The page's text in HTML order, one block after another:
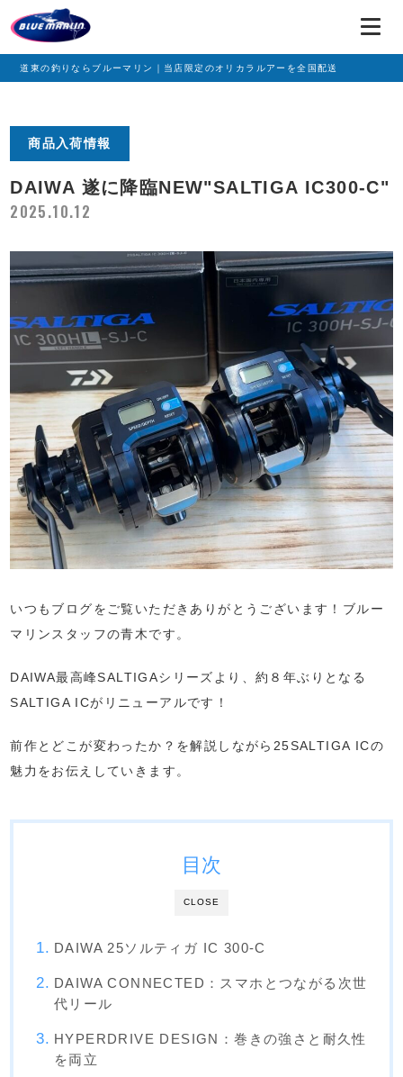
道東の釣りならブルーマリン｜当店限定のオリカラルアーを全国配送
商品入荷情報
DAIWA 遂に降臨NEW"SALTIGA IC300-C"
2025.10.12
いつもブログをご覧いただきありがとうございます！ブルー
マリンスタッフの青木です。
DAIWA最高峰SALTIGAシリーズより、約８年ぶりとなる
SALTIGA ICがリニューアルです！
前作とどこが変わったか？を解説しながら25SALTIGA ICの
魅力をお伝えしていきます。
CLOSE
目次
DAIWA 25ソルティガ IC 300-C
DAIWA CONNECTED：スマホとつながる次世
代リール
HYPERDRIVE DESIGN：巻きの強さと耐久性
を両立